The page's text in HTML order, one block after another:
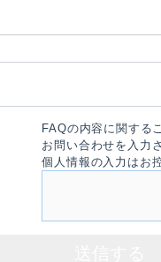
FAQの内容に関する
お問い合わせを入力
個人情報の入力はお